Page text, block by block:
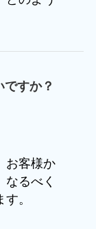
すか？
お客様か
るべく
。